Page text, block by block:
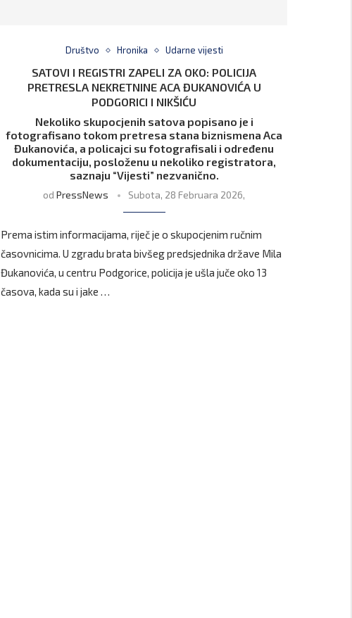
Društvo Hronika Udarne vijesti
SATOVI I REGISTRI ZAPELI ZA OKO: POLICIJA
PRETRESLA NEKRETNINE ACA ĐUKANOVIĆA U
PODGORICI I NIKŠIĆU
Nekoliko skupocjenih satova popisano je i
fotografisano tokom pretresa stana biznismena Aca
Đukanovića, a policajci su fotografisali i određenu
dokumentaciju, posloženu u nekoliko registratora,
saznaju “Vijesti” nezvanično.
odPressNews Subota, 28 Februara 2026,
Prema istim informacijama, riječ je o skupocjenim ručnim
časovnicima. U zgradu brata bivšeg predsjednika države Mila
Đukanovića, u centru Podgorice, policija je ušla juče oko 13
časova, kada su i jake …